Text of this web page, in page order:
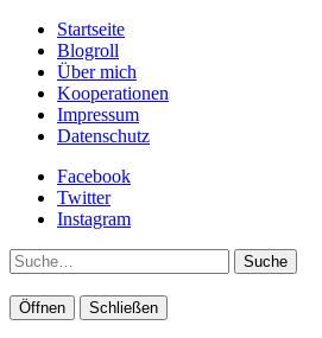
Startseite
Blogroll
Über mich
Kooperationen
Impressum
Datenschutz
Facebook
Twitter
Instagram
Suche
Öffnen Schließen